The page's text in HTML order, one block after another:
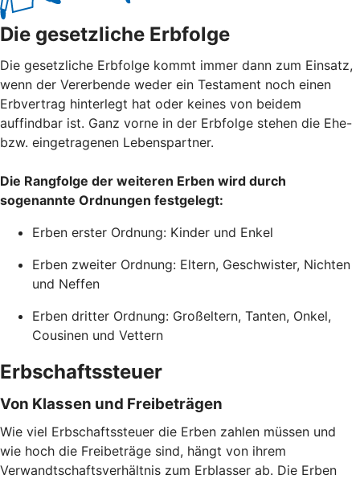
Die gesetzliche Erbfolge
Die gesetzliche Erbfolge kommt immer dann zum Einsatz,
wenn der Vererbende weder ein Testament noch einen
Erbvertrag hinterlegt hat oder keines von beidem
auffindbar ist. Ganz vorne in der Erbfolge stehen die Ehe-
bzw. eingetragenen Lebenspartner.
Die Rangfolge der weiteren Erben wird durch
sogenannte Ordnungen festgelegt:
Erben erster Ordnung: Kinder und Enkel
Erben zweiter Ordnung: Eltern, Geschwister, Nichten
und Neffen
Erben dritter Ordnung: Großeltern, Tanten, Onkel,
Cousinen und Vettern
Erbschaftssteuer
Von Klassen und Freibeträgen
Wie viel Erbschaftssteuer die Erben zahlen müssen und
wie hoch die Freibeträge sind, hängt von ihrem
Verwandtschaftsverhältnis zum Erblasser ab. Die Erben